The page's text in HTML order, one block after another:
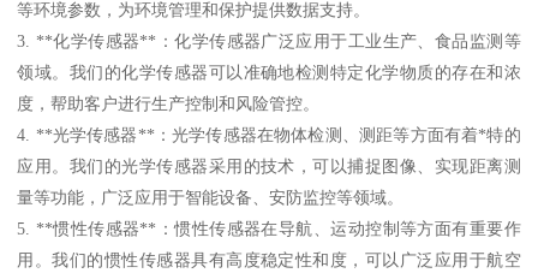
等环境参数，为环境管理和保护提供数据支持。
3. **化学传感器**：化学传感器广泛应用于工业生产、食品监测等
领域。我们的化学传感器可以准确地检测特定化学物质的存在和浓
度，帮助客户进行生产控制和风险管控。
4. **光学传感器**：光学传感器在物体检测、测距等方面有着*特的
应用。我们的光学传感器采用的技术，可以捕捉图像、实现距离测
量等功能，广泛应用于智能设备、安防监控等领域。
5. **惯性传感器**：惯性传感器在导航、运动控制等方面有重要作
用。我们的惯性传感器具有高度稳定性和度，可以广泛应用于航空